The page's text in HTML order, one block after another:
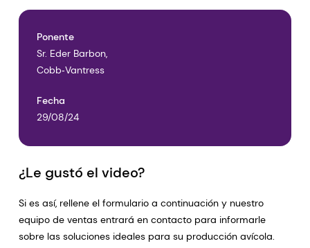
Ponente
Sr. Eder Barbon,
Cobb‑Vantress
Fecha
29/08/24
¿Le gustó el video?
Si es así, rellene el formulario a continuación y nuestro
equipo de ventas entrará en contacto para informarle
sobre las soluciones ideales para su producción avícola.